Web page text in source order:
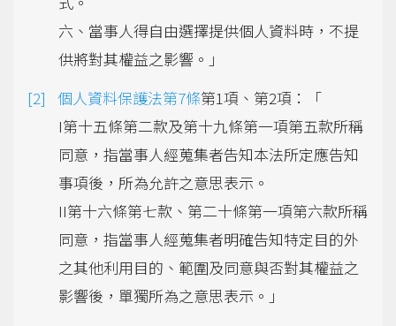
六、當事人得自由選擇提供個人資料時，不提
供將對其權益之影響。」
個人資料保護法第7條第1項、第2項：「
I第十五條第二款及第十九條第一項第五款所稱
同意，指當事人經蒐集者告知本法所定應告知
事項後，所為允許之意思表示。
II第十六條第七款、第二十條第一項第六款所稱
同意，指當事人經蒐集者明確告知特定目的外
之其他利用目的、範圍及同意與否對其權益之
影響後，單獨所為之意思表示。」